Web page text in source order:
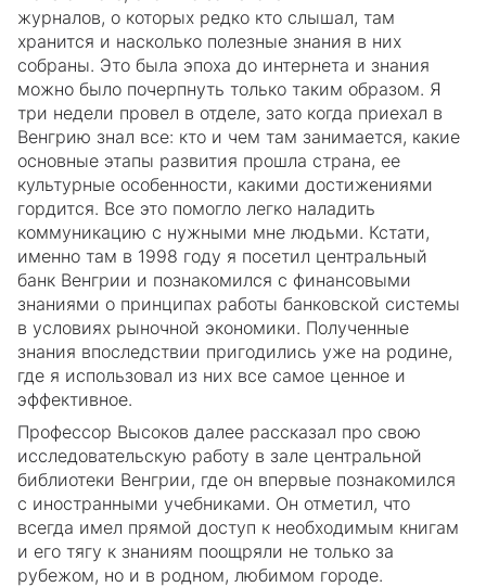
журналов, о которых редко кто слышал, там
хранится и насколько полезные знания в них
собраны. Это была эпоха до интернета и знания
можно было почерпнуть только таким образом. Я
три недели провел в отделе, зато когда приехал в
Венгрию знал все: кто и чем там занимается, какие
основные этапы развития прошла страна, ее
культурные особенности, какими достижениями
гордится. Все это помогло легко наладить
коммуникацию с нужными мне людьми. Кстати,
именно там в 1998 году я посетил центральный
банк Венгрии и познакомился с финансовыми
знаниями о принципах работы банковской системы
в условиях рыночной экономики. Полученные
знания впоследствии пригодились уже на родине,
где я использовал из них все самое ценное и
эффективное.
Профессор Высоков далее рассказал про свою
исследовательскую работу в зале центральной
библиотеки Венгрии, где он впервые познакомился
с иностранными учебниками. Он отметил, что
всегда имел прямой доступ к необходимым книгам
и его тягу к знаниям поощряли не только за
рубежом, но и в родном, любимом городе.